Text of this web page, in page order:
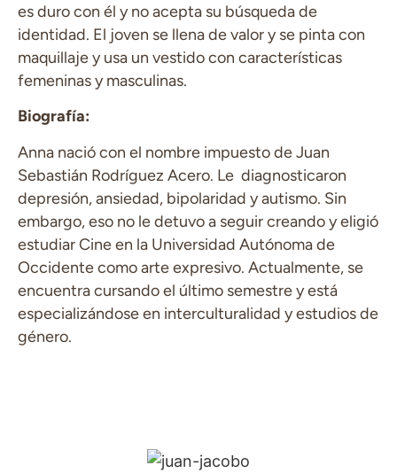
es duro con él y no acepta su búsqueda de
identidad. El joven se llena de valor y se pinta con
maquillaje y usa un vestido con características
femeninas y masculinas.
Biografía:
Anna nació con el nombre impuesto de Juan
Sebastián Rodríguez Acero. Le diagnosticaron
depresión, ansiedad, bipolaridad y autismo. Sin
embargo, eso no le detuvo a seguir creando y eligió
estudiar Cine en la Universidad Autónoma de
Occidente como arte expresivo. Actualmente, se
encuentra cursando el último semestre y está
especializándose en interculturalidad y estudios de
género.